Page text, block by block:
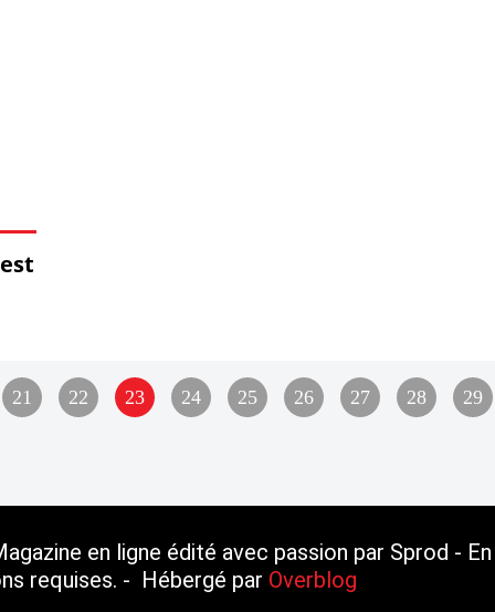
10
21 22 23 24 25 26 27 28 29
40
50
60
70
80
90
100
200
en ligne édité avec passion par Sprod -
requises. - Hébergé par Overblog